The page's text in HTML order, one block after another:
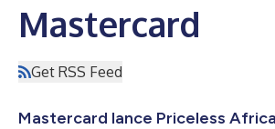
Mastercard
Get RSS Feed
Mastercard lance Priceless